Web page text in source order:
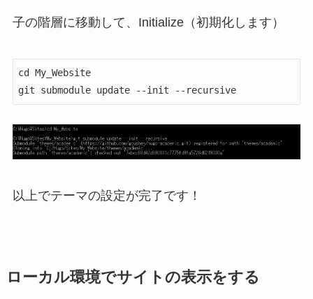
子の階層に移動して、Initialize（初期化します）
cd My_Website
git submodule update --init --recursive
以上でテーマの設定が完了です！
ローカル環境でサイトの表示をする